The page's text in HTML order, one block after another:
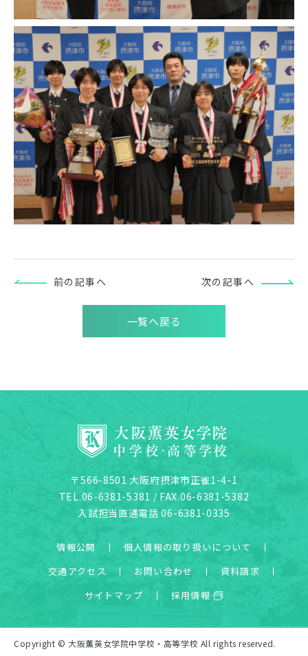
前の記事へ
一覧へ戻る
次の記事へ
〒566-8501 大阪府摂津市正雀1-4-1
TEL.06-6381-5381 / FAX.06-6381-5382
入試担当直通電話 06-6381-0335
情報公開
個人情報の取り扱いについて
交通アクセス
お問い合わせ
資料請求
サイトマップ
採用情報
Copyright © 大阪薫英女学院中学校・高等学校 All rights reserved.